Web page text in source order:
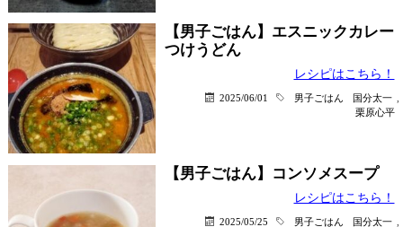
【男子ごはん】エスニックカレー
つけうどん
レシピはこちら！
2025/06/01 男子ごはん 国分太一
栗原心平
【男子ごはん】コンソメスープ
レシピはこちら！
2025/05/25 男子ごはん 国分太一